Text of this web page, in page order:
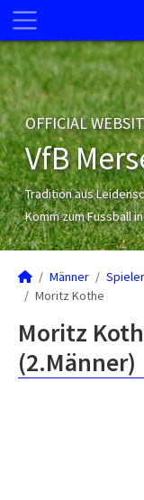
OFFICIAL
VfB
Tradition aus
Komm zum Fussball
Männer
Moritz Kothe
Moritz
(2.Männer)